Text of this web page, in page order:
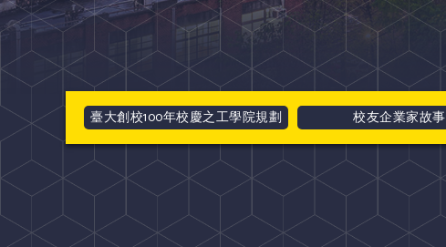
臺大創校100年校慶之工學院規劃 校友企業家故事